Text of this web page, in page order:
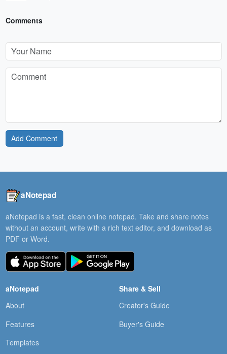
Comments
Add Comment
aNotepad
aNotepad is a fast, clean online notepad. Take and share notes
without an account, write with a rich text editor, and download as
PDF or Word.
aNotepad
About
Features
Templates
Share & Sell
Creator's Guide
Buyer's Guide